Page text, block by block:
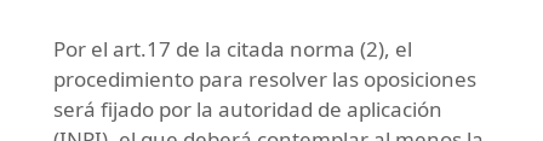
Por el art.17 de la citada norma (2), el
procedimiento para resolver las oposiciones
será fijado por la autoridad de aplicación